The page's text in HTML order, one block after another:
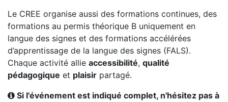
Le CREE organise aussi des formations continues, des
formations au permis théorique B uniquement en
langue des signes et des formations accélérées
d’apprentissage de la langue des signes (FALS).
Chaque activité allie accessibilité, qualité
pédagogique et plaisir partagé.
Si l'événement est indiqué complet, n'hésitez pas à